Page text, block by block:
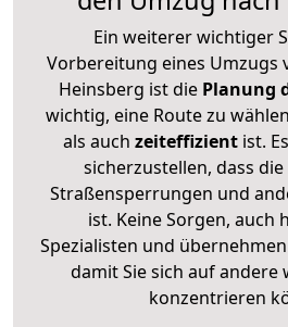
Ein weiterer wichtiger
Vorbereitung eines Umzugs
Heinsberg ist die Planung
wichtig, eine Route zu
als auch zeiteffizientist.
sicherzustellen, dass
Straßensperrungen und
ist. Keine Sorgen, auch
Spezialisten und
damit Sie sich auf andere
konzentrieren